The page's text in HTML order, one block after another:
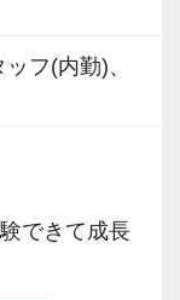
フ(内勤)、
できて成長